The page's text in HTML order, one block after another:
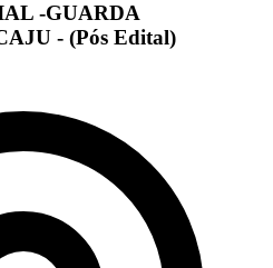
-GUARDA
- (Pós Edital)